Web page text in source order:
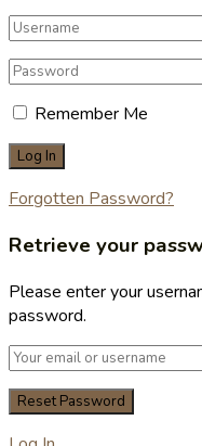
Remember Me
Forgotten Password?
Retrieve your
Please enter your
password.